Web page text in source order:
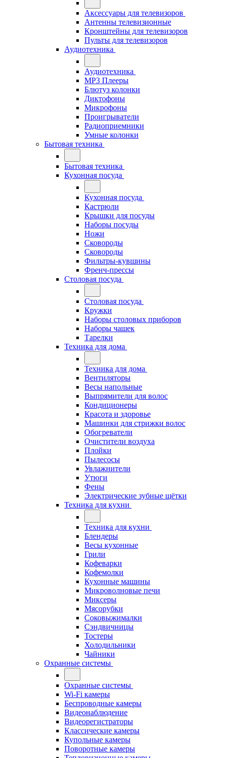
Аксессуары для телевизоров
Антенны телевизионные
Кронштейны для телевизоров
Пульты для телевизоров
Аудиотехника
Аудиотехника
MP3 Плееры
Блютуз колонки
Диктофоны
Микрофоны
Проигрыватели
Радиоприемники
Умные колонки
Бытовая техника
Бытовая техника
Кухонная посуда
Кухонная посуда
Кастрюли
Крышки для посуды
Наборы посуды
Ножи
Сковороды
Сковороды
Фильтры-кувшины
Френч-прессы
Столовая посуда
Столовая посуда
Кружки
Наборы столовых приборов
Наборы чашек
Тарелки
Техника для дома
Техника для дома
Вентиляторы
Весы напольные
Выпрямители для волос
Кондиционеры
Красота и здоровье
Машинки для стрижки волос
Обогреватели
Очистители воздуха
Плойки
Пылесосы
Увлажнители
Утюги
Фены
Электрические зубные щётки
Техника для кухни
Техника для кухни
Блендеры
Весы кухонные
Грили
Кофеварки
Кофемолки
Кухонные машины
Микроволновые печи
Миксеры
Мясорубки
Соковыжималки
Сэндвичницы
Тостеры
Холодильники
Чайники
Охранные системы
Охранные системы
Wi-Fi камеры
Беспроводные камеры
Видеонаблюдение
Видеорегистраторы
Классические камеры
Купольные камеры
Поворотные камеры